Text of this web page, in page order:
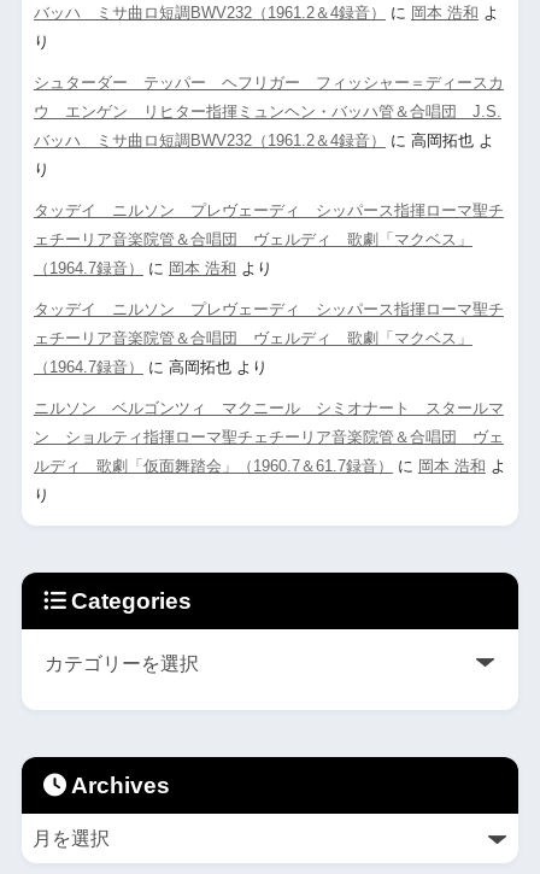
バッハ ミサ曲ロ短調BWV232（1961.2＆4録音）
に 岡本 浩和 よ
り
シュターダー テッパー ヘフリガー フィッシャー＝ディースカ
ウ エンゲン リヒター指揮ミュンヘン・バッハ管＆合唱団 J.S.
バッハ ミサ曲ロ短調BWV232（1961.2＆4録音）
に 高岡拓也よ
り
タッデイ ニルソン プレヴェーディ シッパース指揮ローマ聖チ
ェチーリア音楽院管＆合唱団 ヴェルディ 歌劇「マクベス」
（1964.7録音）
に 岡本 浩和 より
タッデイ ニルソン プレヴェーディ シッパース指揮ローマ聖チ
ェチーリア音楽院管＆合唱団 ヴェルディ 歌劇「マクベス」
（1964.7録音）
に 高岡拓也より
ニルソン ベルゴンツィ マクニール シミオナート スタールマ
ン ショルティ指揮ローマ聖チェチーリア音楽院管＆合唱団 ヴェ
ルディ 歌劇「仮面舞踏会」（1960.7＆61.7録音）
に 岡本 浩和 よ
り
Categories
Archives